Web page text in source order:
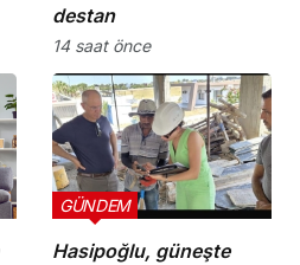
destan
14 saat önce
Hasipoğlu, güneşte
GÜNDEM